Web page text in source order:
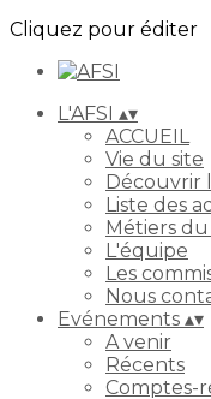
Cliquez pour éditer
L'AFSI ▴▾
ACCUEIL
Vie du site
Découvrir
Liste des
Métiers du
L'équipe
Les
Nous
Evénements ▴▾
A venir
Récents
Comptes-